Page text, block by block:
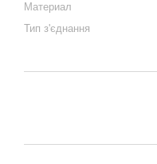
Материал
Тип з'єднання